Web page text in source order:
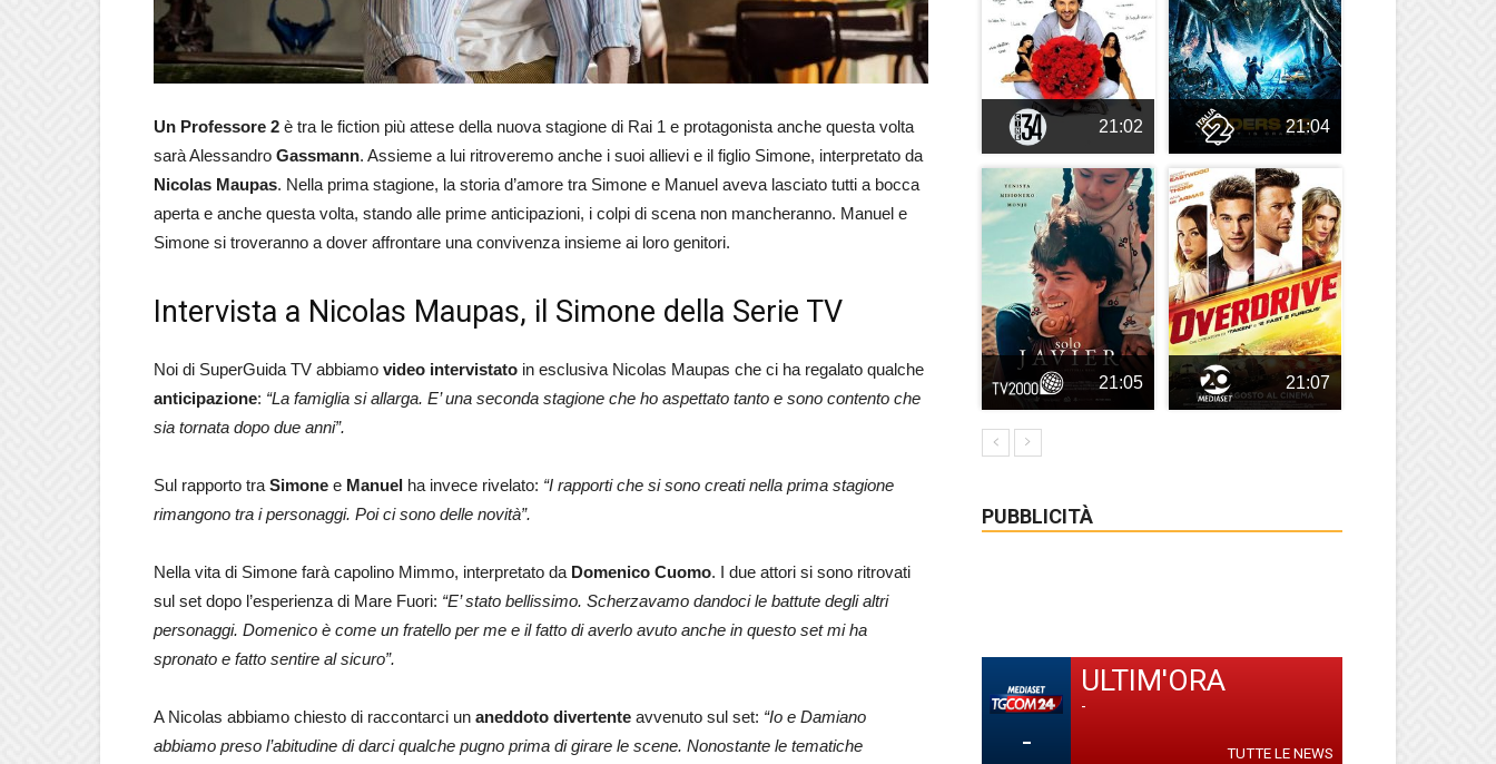
Un Professore 2 è tra le fiction più attese della nuova stagione di Rai 1 e protagonista anche questa volta
sarà Alessandro Gassmann. Assieme a lui ritroveremo anche i suoi allievi e il figlio Simone, interpretato da
Nicolas Maupas. Nella prima stagione, la storia d’amore tra Simone e Manuel aveva lasciato tutti a bocca
aperta e anche questa volta, stando alle prime anticipazioni, i colpi di scena non mancheranno. Manuel e
Simone si troveranno a dover affrontare una convivenza insieme ai loro genitori.
Intervista a Nicolas Maupas, il Simone della Serie TV
Noi di SuperGuida TV abbiamo video intervistato in esclusiva Nicolas Maupas che ci ha regalato qualche
anticipazione: “La famiglia si allarga. E’ una seconda stagione che ho aspettato tanto e sono contento che
sia tornata dopo due anni”.
Sul rapporto tra Simone e Manuel ha invece rivelato: “I rapporti che si sono creati nella prima stagione
rimangono tra i personaggi. Poi ci sono delle novità”.
Nella vita di Simone farà capolino Mimmo, interpretato da Domenico Cuomo. I due attori si sono ritrovati
sul set dopo l’esperienza di Mare Fuori: “E’ stato bellissimo. Scherzavamo dandoci le battute degli altri
personaggi. Domenico è come un fratello per me e il fatto di averlo avuto anche in questo set mi ha
spronato e fatto sentire al sicuro”.
A Nicolas abbiamo chiesto di raccontarci un aneddoto divertente avvenuto sul set: “Io e Damiano
abbiamo preso l’abitudine di darci qualche pugno prima di girare le scene. Nonostante le tematiche
21:02 21:04
21:05 21:07
PUBBLICITÀ
-
ULTIM'ORA
-
TUTTE LE NEWS